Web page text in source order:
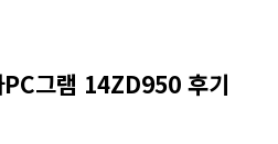
그램 14ZD950 후기